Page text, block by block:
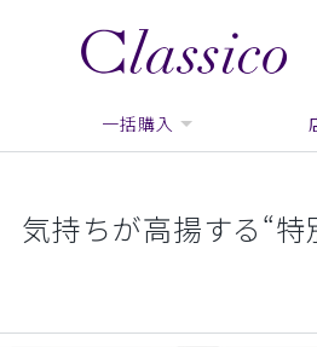
一括購入
持ちが高揚する“特